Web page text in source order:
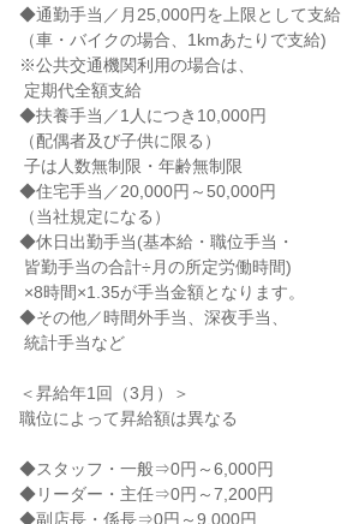
◆通勤手当／月25,000円を上限として支給
（車・バイクの場合、1kmあたりで支給)
※公共交通機関利用の場合は、
◆扶養手当／1人につき10,000円
（配偶者及び子供に限る）
◆住宅手当／20,000円～50,000円
（当社規定になる）
◆休日出勤手当(基本給・職位手当・
◆その他／時間外手当、深夜手当、
＜昇給年1回（3月）＞
職位によって昇給額は異なる
◆スタッフ・一般⇒0円～6,000円
◆リーダー・主任⇒0円～7,200円
◆副店長・係長⇒0円～9,000円